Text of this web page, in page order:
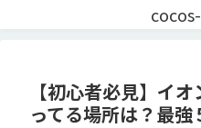
【初心者必見】イ
ってる場所は？最強